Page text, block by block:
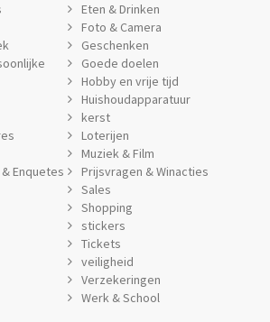
Eten & Drinken
Foto & Camera
Geschenken
Goede doelen
Hobby en vrije tijd
Huishoudapparatuur
kerst
Loterijen
Muziek & Film
Enquetes
Prijsvragen & Winacties
Sales
Shopping
stickers
Tickets
veiligheid
Verzekeringen
Werk & School